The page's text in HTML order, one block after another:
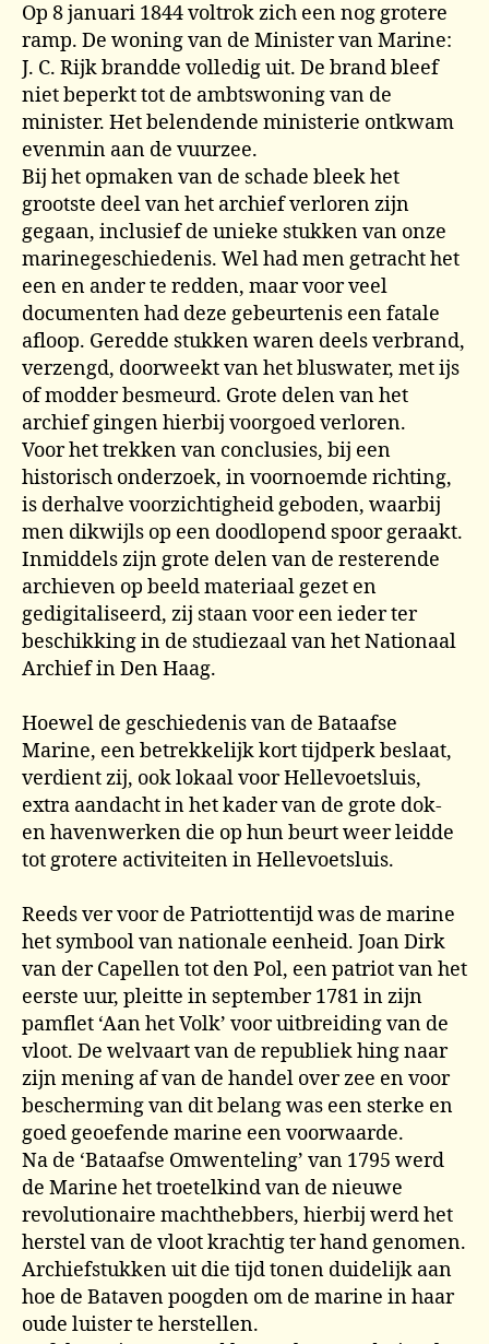
Op 8 januari 1844 voltrok zich een nog grotere
ramp. De woning van de Minister van Marine:
J. C. Rijk brandde volledig uit. De brand bleef
niet beperkt tot de ambtswoning van de
minister. Het belendende ministerie ontkwam
evenmin aan de vuurzee.
Bij het opmaken van de schade bleek het
grootste deel van het archief verloren zijn
gegaan, inclusief de unieke stukken van onze
marinegeschiedenis. Wel had men getracht het
een en ander te redden, maar voor veel
documenten had deze gebeurtenis een fatale
afloop. Geredde stukken waren deels verbrand,
verzengd, doorweekt van het bluswater, met ijs
of modder besmeurd. Grote delen van het
archief gingen hierbij voorgoed verloren.
Voor het trekken van conclusies, bij een
historisch onderzoek, in voornoemde richting,
is derhalve voorzichtigheid geboden, waarbij
men dikwijls op een doodlopend spoor geraakt.
Inmiddels zijn grote delen van de resterende
archieven op beeld materiaal gezet en
gedigitaliseerd, zij staan voor een ieder ter
beschikking in de studiezaal van het Nationaal
Archief in Den Haag.
Hoewel de geschiedenis van de Bataafse
Marine, een betrekkelijk kort tijdperk beslaat,
verdient zij, ook lokaal voor Hellevoetsluis,
extra aandacht in het kader van de grote dok-
en havenwerken die op hun beurt weer leidde
tot grotere activiteiten in Hellevoetsluis.
Reeds ver voor de Patriottentijd was de marine
het symbool van nationale eenheid. Joan Dirk
van der Capellen tot den Pol, een patriot van het
eerste uur, pleitte in september 1781 in zijn
pamflet ‘Aan het Volk’ voor uitbreiding van de
vloot. De welvaart van de republiek hing naar
zijn mening af van de handel over zee en voor
bescherming van dit belang was een sterke en
goed geoefende marine een voorwaarde.
Na de ‘Bataafse Omwenteling’ van 1795 werd
de Marine het troetelkind van de nieuwe
revolutionaire machthebbers, hierbij werd het
herstel van de vloot krachtig ter hand genomen.
Archiefstukken uit die tijd tonen duidelijk aan
hoe de Bataven poogden om de marine in haar
oude luister te herstellen.